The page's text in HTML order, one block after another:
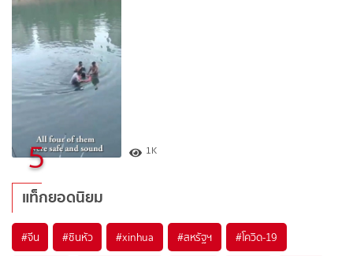
5 1K
แท็กยอดนิยม
#จีน #ซินหัว #xinhua #สหรัฐฯ #โควิด-19